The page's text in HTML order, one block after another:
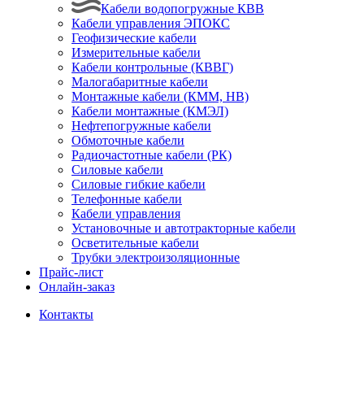
Кабели водопогружные КВВ
Кабели управления ЭПОКС
Геофизические кабели
Измерительные кабели
Кабели контрольные (КВВГ)
Малогабаритные кабели
Монтажные кабели (КММ, НВ)
Кабели монтажные (КМЭЛ)
Нефтепогружные кабели
Обмоточные кабели
Радиочастотные кабели (РК)
Силовые кабели
Силовые гибкие кабели
Телефонные кабели
Кабели управления
Установочные и автотракторные кабели
Осветительные кабели
Трубки электроизоляционные
Прайс-лист
Онлайн-заказ
Контакты